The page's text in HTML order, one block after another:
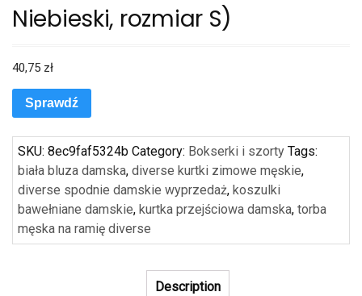
Niebieski, rozmiar S)
40,75 zł
Sprawdź
SKU: 8ec9faf5324b Category: Bokserki i szorty Tags:
biała bluza damska, diverse kurtki zimowe męskie,
diverse spodnie damskie wyprzedaż, koszulki
bawełniane damskie, kurtka przejściowa damska, torba
męska na ramię diverse
Description